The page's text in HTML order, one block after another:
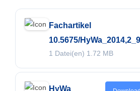
Fachartikel
10.5675/HyWa_2014,2_9
1 Datei(en) 1.72 MB
HyWa